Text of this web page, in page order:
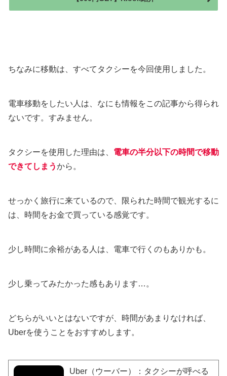
ちなみに移動は、すべてタクシーを今回使用しました。
電車移動をしたい人は、なにも情報をこの記事から得られ
ないです。すみません。
タクシーを使用した理由は、 電車の半分以下の時間で移動
できてしまうから。
せっかく旅行に来ているので、限られた時間で観光するに
は、時間をお金で買っている感覚です。
少し時間に余裕がある人は、電車で行くのもありかも。
少し乗ってみたかった感もあります…。
どちらがいいとはないですが、時間があまりなければ、
Uberを使うことをおすすめします。
Uber（ウーバー）：タクシーが呼べる